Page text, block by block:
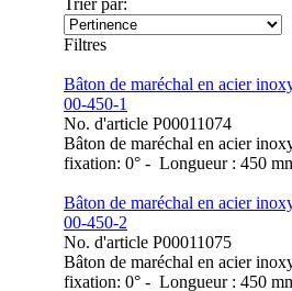
Trier par:
Filtres
Bâton de maréchal en acier
00-450-1
No. d'article P00011074
Bâton de maréchal en acier
fixation: 0° - Longueur : 450
Bâton de maréchal en acier
00-450-2
No. d'article P00011075
Bâton de maréchal en acier
fixation: 0° - Longueur : 450